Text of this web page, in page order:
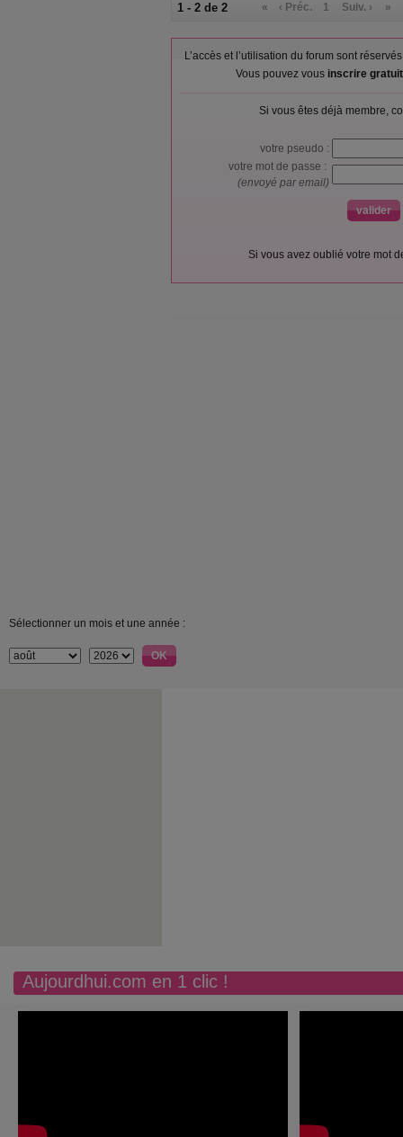
1 - 2 de 2 « ‹ Préc. 1 Suiv. › »
L’accès et l’utilisation du forum sont
Vous pouvez vous inscrire
Si vous êtes déjà membre,
votre pseudo :
votre mot de passe :
(envoyé par email)
Si vous avez oublié votre mot
Sélectionner un mois et une année :
Aujourdhui.com en 1 clic !